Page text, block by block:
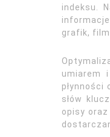
indeksu.
grafik,
umiarem
płynności
słów
opisy